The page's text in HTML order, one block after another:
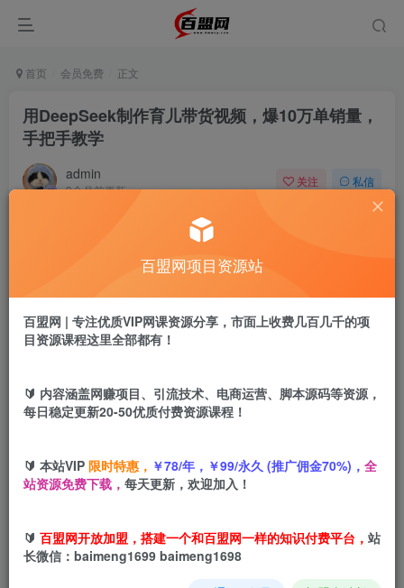
首页 会员免费 正文
用DeepSeek制作育儿带货视频，爆10万单销量，
手把手教学
admin
9个月前更新
关注 私信
用DeepSeek制作育儿带货视频，爆10万单销量，手把手教学
盟币 9.9
立即购买
最近刷到一个抖音账号通过育儿经验分享+童书带货
百盟网项目资源站
百盟网 | 专注优质VIP网课资源分享，市面上收费几百几千的项
目资源课程这里全部都有！
🔰 内容涵盖网赚项目、引流技术、电商运营、脚本源码等资源，
每日稳定更新20-50优质付费资源课程！
🔰 本站VIP 限时特惠， ￥78/年，￥99/永久 (推广佣金70%)， 全
站资源免费下载， 每天更新，欢迎加入！
🔰 百盟网开放加盟，搭建一个和百盟网一样的知识付费平台， 站
长微信：baimeng1699 baimeng1698